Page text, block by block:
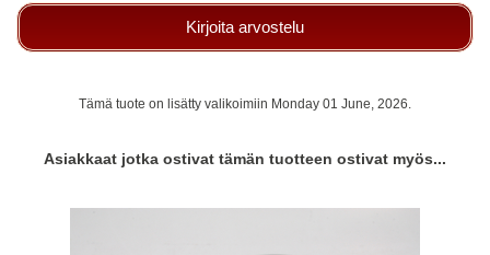
Kirjoita arvostelu
Tämä tuote on lisätty valikoimiin Monday 01 June, 2026.
Asiakkaat jotka ostivat tämän tuotteen ostivat myös...